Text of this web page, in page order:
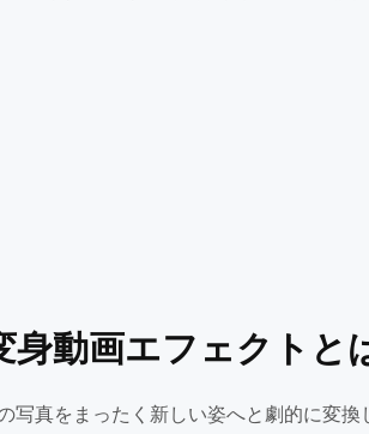
身動画エフェクトと
写真をまったく新しい姿へと劇的に変